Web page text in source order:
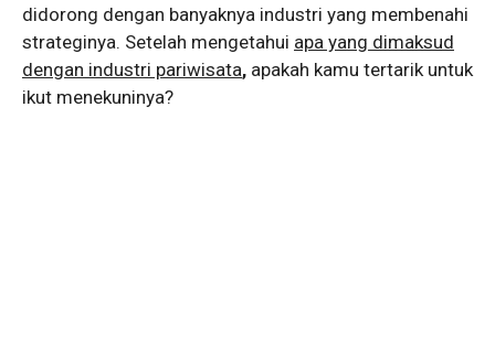
didorong dengan banyaknya industri yang membenahi
strateginya. Setelah mengetahui apa yang dimaksud
dengan industri pariwisata, apakah kamu tertarik untuk
ikut menekuninya?